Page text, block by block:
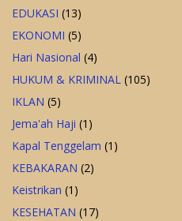
EDUKASI (13)
EKONOMI (5)
Hari Nasional (4)
HUKUM & KRIMINAL (105)
IKLAN (5)
Jema'ah Haji (1)
Kapal Tenggelam (1)
KEBAKARAN (2)
Keistrikan (1)
KESEHATAN (17)